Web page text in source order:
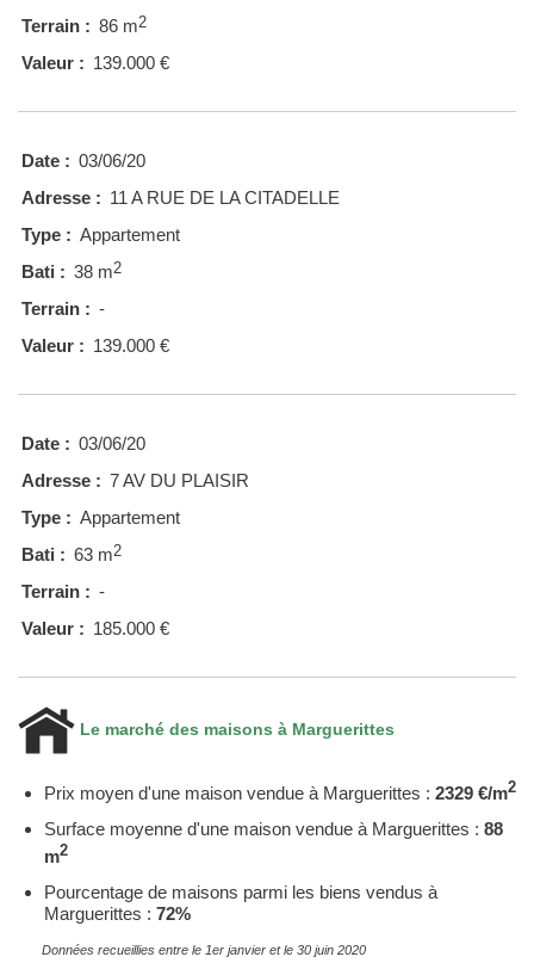
Terrain : 86 m2
Valeur : 139.000 €
Date : 03/06/20
Adresse : 11 A RUE DE LA CITADELLE
Type : Appartement
Bati : 38 m2
Terrain : -
Valeur : 139.000 €
Date : 03/06/20
Adresse : 7 AV DU PLAISIR
Type : Appartement
Bati : 63 m2
Terrain : -
Valeur : 185.000 €
Le marché des maisons à Marguerittes
Prix moyen d'une maison vendue à Marguerittes : 2329 €/m2
Surface moyenne d'une maison vendue à Marguerittes : 88
m2
Pourcentage de maisons parmi les biens vendus à
Marguerittes : 72%
Données recueillies entre le 1er janvier et le 30 juin 2020